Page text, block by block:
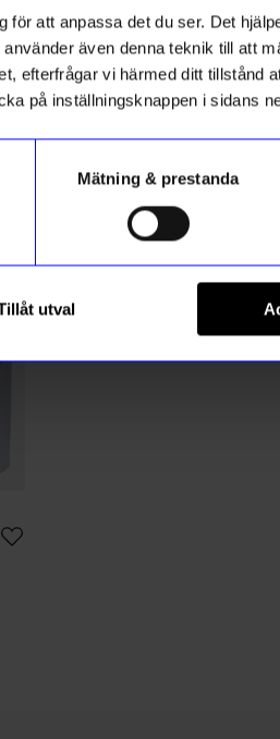
för att anpassa det du ser. Det
även denna teknik till att
efterfrågar vi härmed ditt tillstånd
på inställningsknappen i sidans
Mätning & prestanda
utval
DRMZ N - Gold Rhinestone
49kr
I lager
10% Bästsäljare